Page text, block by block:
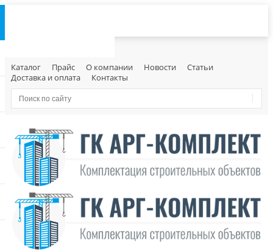
Каталог Прайс О компании Новости
Статьи
Доставка и оплата
Контакты